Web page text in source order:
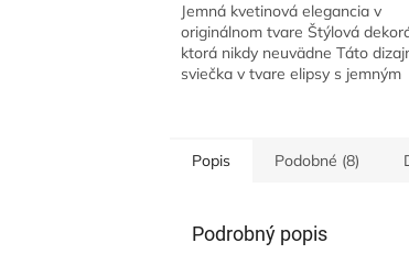
Jemná kvetinová elegancia v
originálnom tvare Štýlová
ktorá nikdy neuvädne Táto
sviečka v tvare elipsy s jemným
Popis Podobné (8)
Podrobný popis